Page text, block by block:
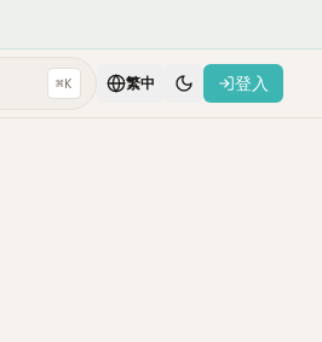
⌘K 繁中 登入